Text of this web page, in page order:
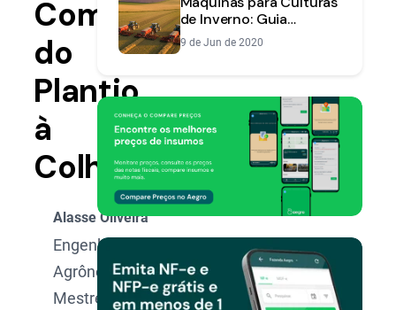
Completo
do
Plantio
à
Colheita
Alasse Oliveira
Engenheiro
Agrônomo,
Mestre e
de Inverno: Guia
Completo para Escolher
a Semeadora Certa
9 de Jun de 2020